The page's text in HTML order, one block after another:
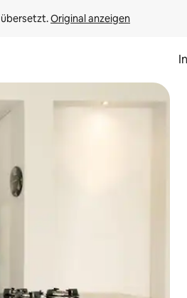
Original anzeigen
die Ergebnisse durch Berühren oder